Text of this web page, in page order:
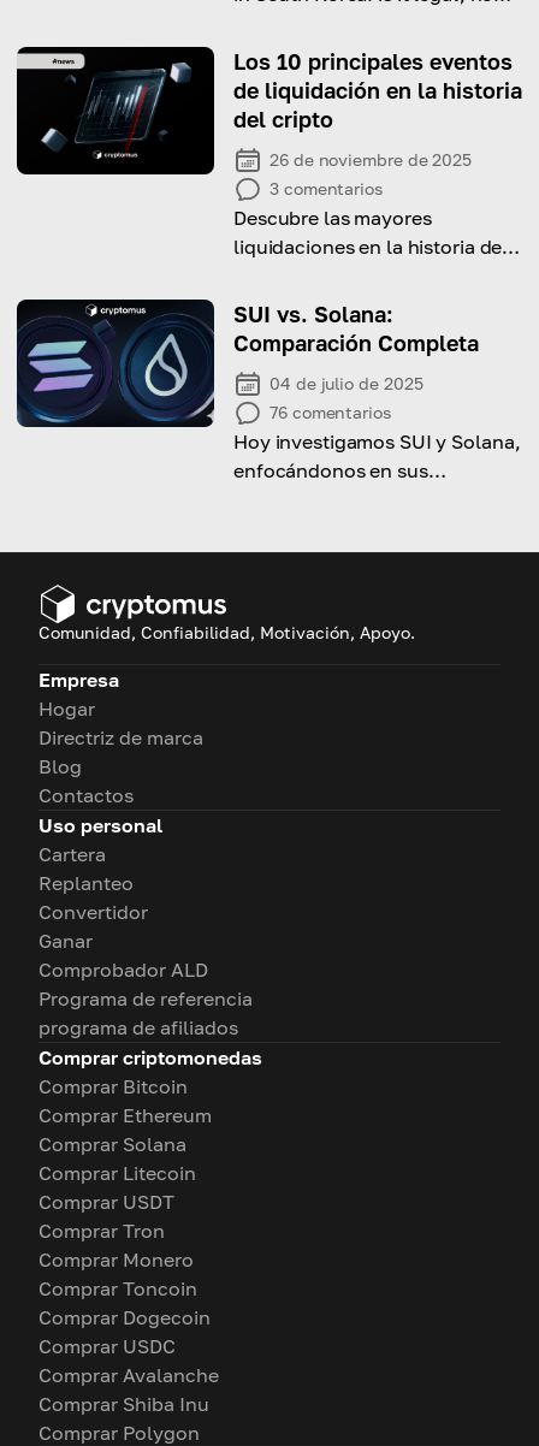
have to pay any taxes on it.
Los 10 principales eventos
de liquidación en la historia
del cripto
26 de noviembre de 2025
3 comentarios
Descubre las mayores
liquidaciones en la historia de
provocó miles de millones en
pérdidas repentinas.
SUI vs. Solana:
Comparación Completa
04 de julio de 2025
76 comentarios
Hoy investigamos SUI y Solana,
enfocándonos en sus
Comunidad, Confiabilidad, Motivación, Apoyo.
Empresa
Hogar
Directriz de marca
Blog
Contactos
Uso personal
Cartera
Replanteo
Convertidor
Ganar
Comprobador ALD
Programa de referencia
programa de afiliados
Comprar criptomonedas
Comprar Bitcoin
Comprar Ethereum
Comprar Solana
Comprar Litecoin
Comprar USDT
Comprar Tron
Comprar Monero
Comprar Toncoin
Comprar Dogecoin
Comprar USDC
Comprar Avalanche
Comprar Shiba Inu
Comprar Polygon